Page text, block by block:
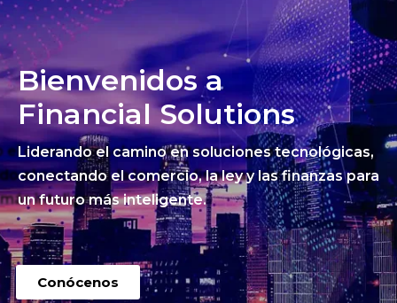
Bienvenidos a
Financial Solutions
Liderando el camino en soluciones tecnológicas,
conectando el comercio, la ley y las finanzas para
un futuro más inteligente.
Conócenos